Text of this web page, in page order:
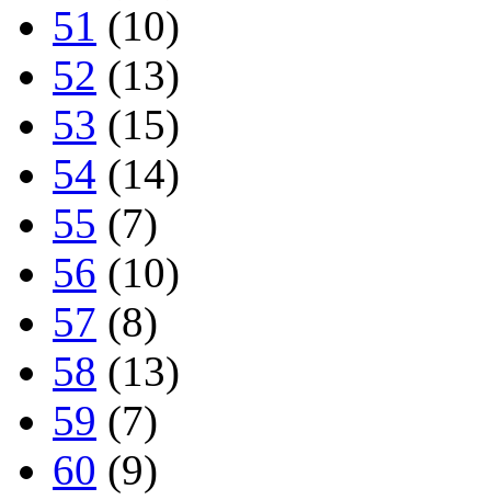
51 (10)
52 (13)
53 (15)
54 (14)
55 (7)
56 (10)
57 (8)
58 (13)
59 (7)
60 (9)